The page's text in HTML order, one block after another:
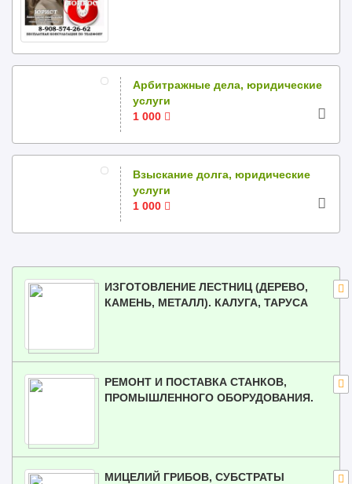
Арбитражные дела, юридические
услуги
1 000
Взыскание долга, юридические
услуги
1 000
ИЗГОТОВЛЕНИЕ ЛЕСТНИЦ (ДЕРЕВО,
КАМЕНЬ, МЕТАЛЛ). КАЛУГА, ТАРУСА
РЕМОНТ И ПОСТАВКА СТАНКОВ,
ПРОМЫШЛЕННОГО ОБОРУДОВАНИЯ.
МИЦЕЛИЙ ГРИБОВ, СУБСТРАТЫ